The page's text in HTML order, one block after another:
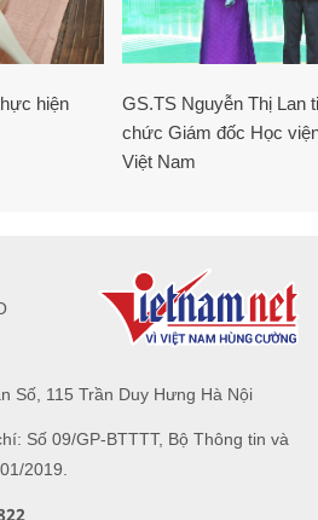
hiện
GS.TS Nguyễn Thị Lan
chức Giám đốc Học
Việt Nam
Số, 115 Trần Duy Hưng Hà Nội
Số 09/GP-BTTTT, Bộ Thông tin và
2019.